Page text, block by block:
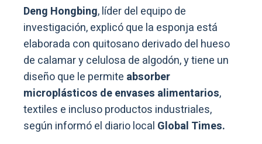
Deng Hongbing, líder del equipo de
investigación, explicó que la esponja está
elaborada con quitosano derivado del hueso
de calamar y celulosa de algodón, y tiene un
diseño que le permite absorber
microplásticos de envases alimentarios,
textiles e incluso productos industriales,
según informó el diario local Global Times.